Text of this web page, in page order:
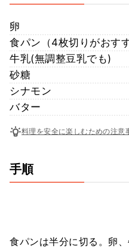
卵
食パン（4枚切りがおすす
牛乳(無調整豆乳でも)
砂糖
シナモン
バター
料理を安全に楽しむための注意
手順
食パンは半分に切る。卵